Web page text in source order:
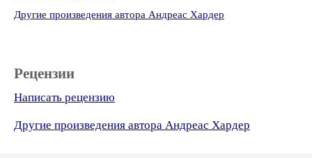
Другие произведения автора Андреас Хардер
Рецензии
Написать рецензию
Другие произведения автора Андреас Хардер